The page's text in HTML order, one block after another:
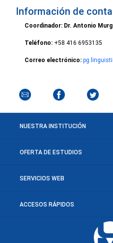
Información de
Coordinador: Dr. Antonio
Teléfono: +58 416 6953135
Correo electrónico:
NUESTRA INSTITUCIÓN
OFERTA DE ESTUDIOS
SERVICIOS WEB
ACCESOS RÁPIDOS